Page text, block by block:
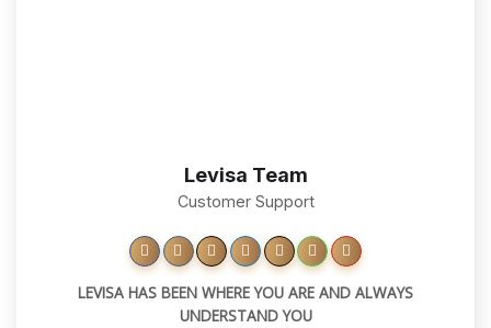
Levisa Team
Customer Support
LEVISA HAS BEEN WHERE YOU ARE AND ALWAYS
UNDERSTAND YOU